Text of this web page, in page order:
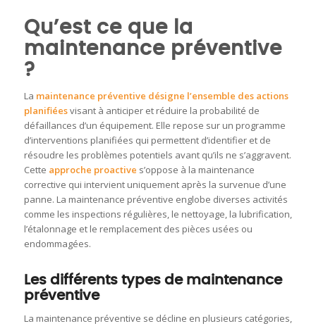
Qu’est ce que la
maintenance préventive
?
La maintenance préventive désigne l’ensemble des actions
planifiéesvisant à anticiper et réduire la probabilité de
défaillances d’un équipement. Elle repose sur un programme
d’interventions planifiées qui permettent d’identifier et de
résoudre les problèmes potentiels avant qu’ils ne s’aggravent.
Cette approche proactive s’oppose à la maintenance
corrective qui intervient uniquement après la survenue d’une
panne. La maintenance préventive englobe diverses activités
comme les inspections régulières, le nettoyage, la lubrification,
l’étalonnage et le remplacement des pièces usées ou
endommagées.
Les différents types de maintenance
préventive
La maintenance préventive se décline en plusieurs catégories,